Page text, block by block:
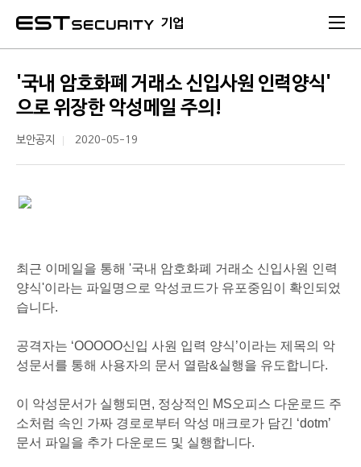
기업
'국내 암호화폐 거래소 신입사원 인력양식'
으로 위장한 악성메일 주의!
보안공지 2020-05-19
최근 이메일을 통해 '국내 암호화폐 거래소 신입사원 인력
양식'이라는 파일명으로 악성코드가 유포중임이 확인되었
습니다.
공격자는 ‘OOOOO신입 사원 입력 양식’이라는 제목의 악
성문서를 통해 사용자의 문서 열람&실행을 유도합니다.
이 악성문서가 실행되면, 정상적인 MS오피스 다운로드 주
소처럼 속인 가짜 경로로부터 악성 매크로가 담긴 ‘dotm’
문서 파일을 추가 다운로드 및 실행합니다.